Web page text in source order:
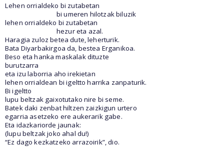
Lehen orrialdeko bi zutabetan
bi umeren hilotzak biluzik
lehen orrialdeko bi zutabetan
hezur eta azal.
Haragia zuloz betea dute, leherturik.
Bata Diyarbakirgoa da, bestea Erganikoa.
Beso eta hanka maskalak dituzte
burutzarra
eta izu laborria aho irekietan
lehen orrialdean bi igeltto harrika zanpaturik.
Bi igeltto
lupu beltzak gaixotutako nire bi seme.
Batek daki zenbat hiltzen zaizkigun urtero
egarria asetzeko ere aukerarik gabe.
Eta idazkariorde jaunak:
(lupu beltzak joko ahal du!)
“Ez dago kezkatzeko arrazoirik”, dio.